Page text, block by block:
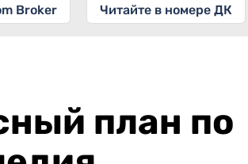
Broker Читайте в номере ДК
план по